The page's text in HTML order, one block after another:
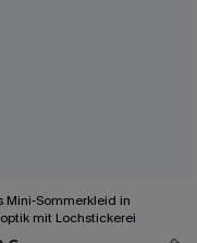
Mini-Sommerkleid in
mit Lochstickerei